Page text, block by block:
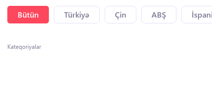
Bütün Türkiyə Çin ABŞ
Kateqoriyalar